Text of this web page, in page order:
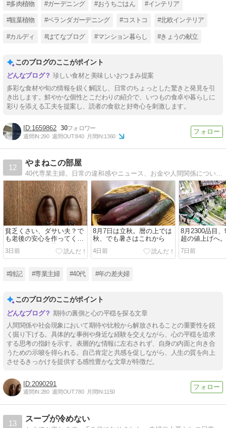
#多肉植物 #ガーデニング #おうちごはん #インテリア
#観葉植物 #ベランダガーデニング #コストコ #北欧インテリア
#カルディ #はてなブログ #マンション暮らし #きょうの献立
このブログのここがポイント
珍しい食材と美味しいおつまみ提案
多彩な食材や旬の情報を鋭く解説し、日常のちょっとした驚きと発見を引
き出します。鮮やかな個性とこだわりの紹介で、いつもの食卓や暮らしに
彩りを添える工夫を提案し、読者の食欲と好奇心を刺激します。
1659862 30
週間IN:290 週間OUT:840 月間IN:1360
12
やまねこの部屋
40代専業主婦。日常の違和感やニュース、お金や人間関係について思うことを静かに書いています。東急東横線沿線に居住。
貧乏くさい、ダサい夫？で
も老後の安心を作ってくれ
た、人からどう見られるか
より、暮らしを守ること
3日前
8月7日は立秋。暦の上では
秋、でも暑さはこれから
4日前
8月2300品目
超の値上げへ
えるこれから
7日前
#雑記 #専業主婦 #40代 #年の差夫婦
このブログのここがポイント
期待の裏側と心の平穏を探る文章
人間関係や社会現象において期待や比較から解放されることの重要性を鋭
く掘り下げる。具体的な事例や身近な経験を交えながら、心の平穏を追求
する思考の指針を示す。表層的な情報に左右されず、自身の内面と向き合
うための示唆を得られる。自己肯定と共感を促しながら、人生の質を向上
させるきっかけを提供する感性豊かな文章が特徴だ。
2090291
週間IN:280 週間OUT:780 月間IN:1150
13
スープが冷めない